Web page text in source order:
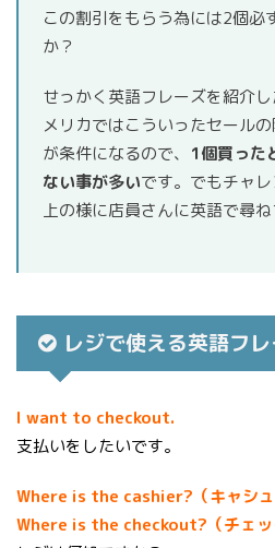
この割引をもらう為には2個必
か？
せっかく英語フレーズを紹介
メリカではこういったセール
が条件になるので、 1個買った
ない事が多いです。でもチャレ
上の様に店員さんに英語で尋ね
レジで使える英語フ
I want to checkout.
支払いをしたいです。
Where is the cashier?（キャシュ
Where is the checkout?（チェッ